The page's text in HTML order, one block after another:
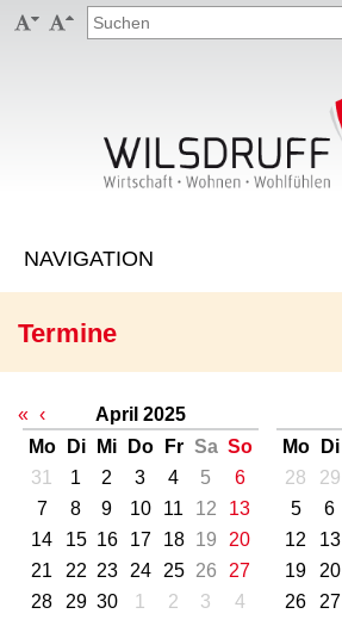
 
Termine
« ‹
April 2025
Mo
Di Mi Do Fr Sa So
31
1 2 3 4 5
6
7
8 9 10 11 12
13
14
15 16 17 18 19
20
21
22 23 24 25 26
27
28
29 30 1 2 3
4
Mo
Di
28
29
5
6
12
13
19
20
26
27